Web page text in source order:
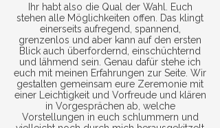
Ihr habt also die Qual der Wahl. Euch
stehen alle Möglichkeiten offen. Das klingt
einerseits aufregend, spannend,
grenzenlos und aber kann auf den ersten
Blick auch überfordernd, einschüchternd
und lähmend sein. Genau dafür stehe ich
euch mit meinen Erfahrungen zur Seite. Wir
gestalten gemeinsam eure Zeremonie mit
einer Leichtigkeit und Vorfreude und klären
in Vorgesprächen ab, welche
Vorstellungen in euch schlummern und